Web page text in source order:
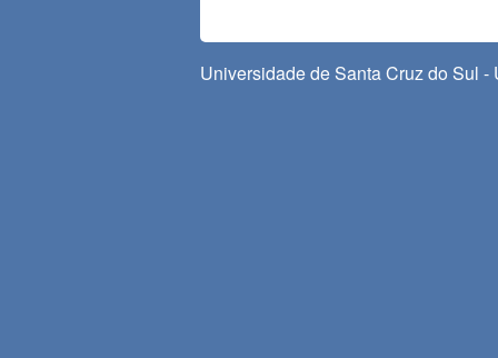
Universidade de Santa Cruz do Sul -